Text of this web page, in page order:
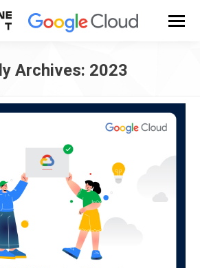
Archives: 2023